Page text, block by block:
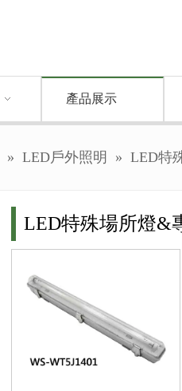
產品展示
» LED戶外照明 » LED特
LED特殊場所燈&